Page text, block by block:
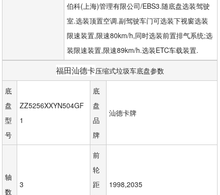
伯科(上海)管理有限公司/EBS3.随底盘选装驾驶
室.选装顶置空调.副驾驶车门可选装下视窗选装
限速装置,限速80km/h,同时选装前置排气系统;选
装限速装置,限速89km/h.选装ETC车载装置.
福田汕德卡压缩式垃圾车底盘参数
底
盘
型
号
ZZ5256XXYN504GF
1
底
盘
品
牌
汕德卡牌
轴
数
3
前
轮
距
1998,2035